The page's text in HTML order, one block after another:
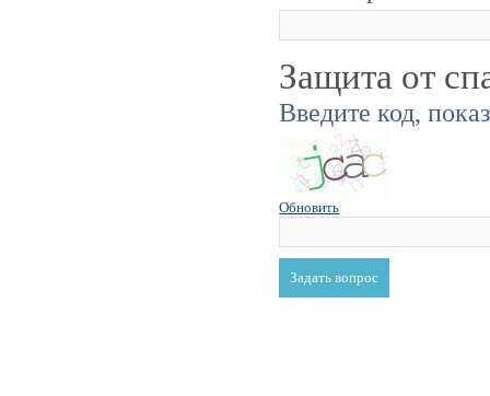
Защита от
Введите код,
Обновить